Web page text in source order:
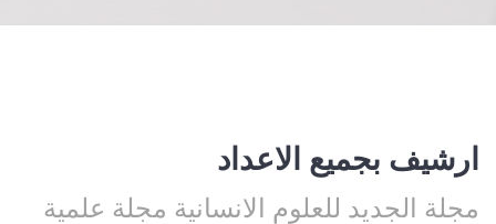
ارشيف بجميع الاعداد
مجلة الجديد للعلوم الانسانية مجلة علمية